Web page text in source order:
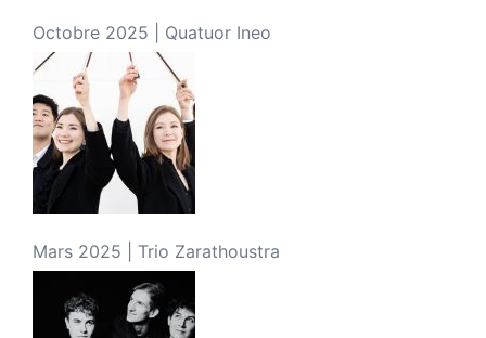
Octobre 2025 | Quatuor Ineo
Mars 2025 | Trio Zarathoustra